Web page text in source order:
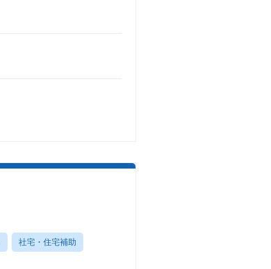
社宅・住宅補助